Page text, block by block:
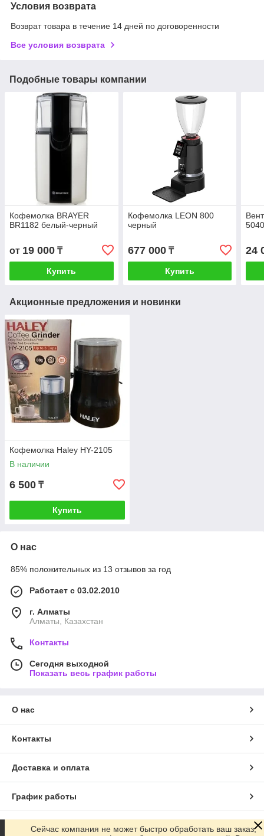
Условия возврата
Возврат товара в течение 14 дней по договоренности
Все условия возврата
Подобные товары компании
Кофемолка BRAYER
BR1182 белый-черный
от 19 000 ₸
Купить
Кофемолка LEON 800
черный
677 000₸
Купить
24
Акционные предложения и новинки
Кофемолка Haley HY-2105
В наличии
6 500 ₸
Купить
О нас
85% положительных из 13 отзывов за год
Работает с 03.02.2010
г. Алматы
Алматы, Казахстан
Контакты
Сегодня выходной
Показать весь график работы
О нас
Контакты
Доставка и оплата
График работы
Полная версия сайта
Сейчас компания не может быстро обработать ваш заказ,